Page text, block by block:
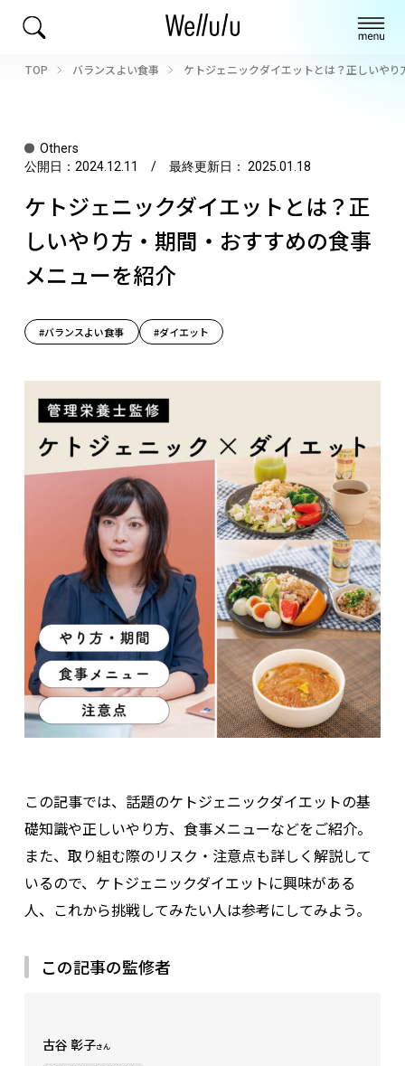
TOP バランスよい食事 ケトジェニックダイエットとは？正しいや
Others
公開日： 2024.12.11 / 最終更新日： 2025.01.18
ケトジェニックダイエットとは？正
しいやり方・期間・おすすめの食事
メニューを紹介
#バランスよい食事 #ダイエット
この記事では、話題のケトジェニックダイエットの基
礎知識や正しいやり方、食事メニューなどをご紹介。
また、取り組む際のリスク・注意点も詳しく解説して
いるので、ケトジェニックダイエットに興味がある
人、これから挑戦してみたい人は参考にしてみよう。
この記事の監修者
古谷 彰子さん